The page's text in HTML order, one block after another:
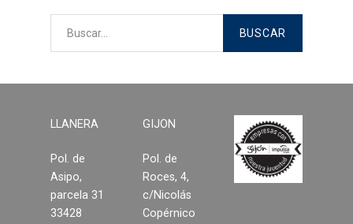
Formica
Outlet
Servicios
Aplicaciones
LLANERA
Pol. de
Asipo,
parcela 31
33428
GIJON
Pol. de
Roces, 4,
c/Nicolás
Copérnico